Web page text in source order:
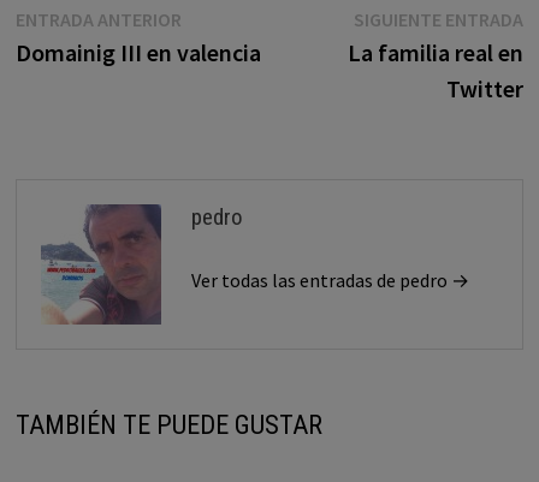
Navegación
de
ENTRADA ANTERIOREntrada
anterior:
Domainig III en valencia
SIGUIENTE ENTRADA
La familia real en
Twitter
pedro
Ver todas las entradas de pedro →
TAMBIÉN TE PUEDE GUSTAR